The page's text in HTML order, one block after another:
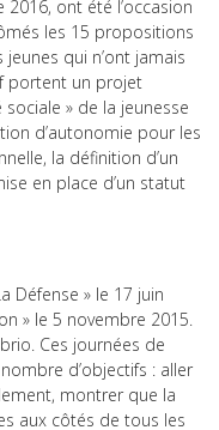
ont été l’occasion
les 15 propositions
qui n’ont jamais
portent un projet
» de la jeunesse
d’autonomie pour les
la définition d’un
en place d’un statut
Défense » le 17 juin
» le 5 novembre 2015.
Ces journées de
d’objectifs : aller
montrer que la
aux côtés de tous les